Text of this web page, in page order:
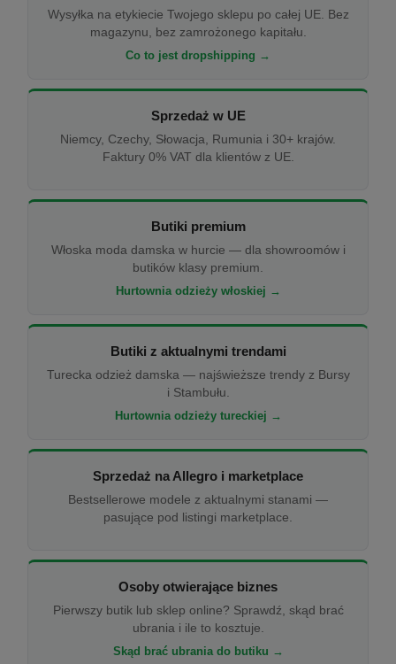
Wysyłka na etykiecie Twojego sklepu po całej UE. Bez
magazynu, bez zamrożonego kapitału.
Co to jest dropshipping →
Sprzedaż w UE
Niemcy, Czechy, Słowacja, Rumunia i 30+ krajów.
Faktury 0% VAT dla klientów z UE.
Butiki premium
Włoska moda damska w hurcie — dla showroomów i
butików klasy premium.
Hurtownia odzieży włoskiej →
Butiki z aktualnymi trendami
Turecka odzież damska — najświeższe trendy z Bursy
i Stambułu.
Hurtownia odzieży tureckiej →
Sprzedaż na Allegro i marketplace
Bestsellerowe modele z aktualnymi stanami —
pasujące pod listingi marketplace.
Osoby otwierające biznes
Pierwszy butik lub sklep online? Sprawdź, skąd brać
ubrania i ile to kosztuje.
Skąd brać ubrania do butiku →